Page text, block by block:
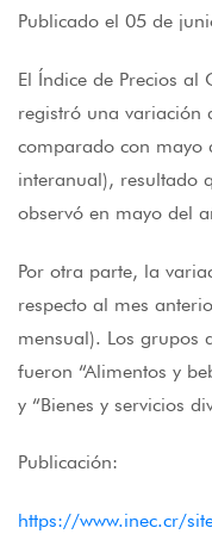
Publicado el 05 de
El Índice de Precios al
registró una variación
comparado con mayo
interanual), resultado
observó en mayo del
Por otra parte, la
respecto al mes
mensual). Los grupos
fueron “Alimentos y
y “Bienes y servicios
Publicación:
https://www.inec.cr/